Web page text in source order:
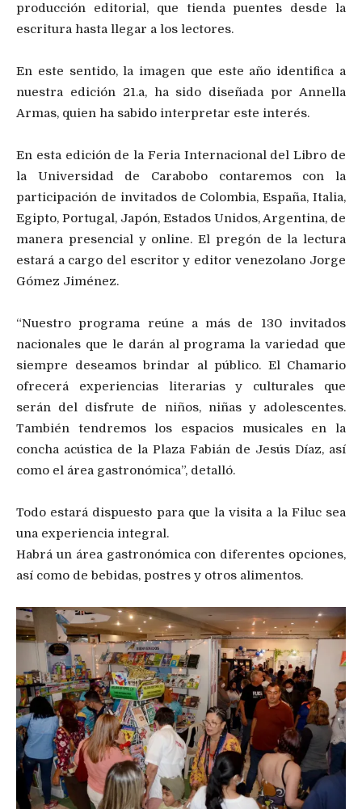
producción editorial, que tienda puentes desde la
escritura hasta llegar a los lectores.
En este sentido, la imagen que este año identifica a
nuestra edición 21.a, ha sido diseñada por Annella
Armas, quien ha sabido interpretar este interés.
En esta edición de la Feria Internacional del Libro de
la Universidad de Carabobo contaremos con la
participación de invitados de Colombia, España, Italia,
Egipto, Portugal, Japón, Estados Unidos, Argentina, de
manera presencial y online. El pregón de la lectura
estará a cargo del escritor y editor venezolano Jorge
Gómez Jiménez.
“Nuestro programa reúne a más de 130 invitados
nacionales que le darán al programa la variedad que
siempre deseamos brindar al público. El Chamario
ofrecerá experiencias literarias y culturales que
serán del disfrute de niños, niñas y adolescentes.
También tendremos los espacios musicales en la
concha acústica de la Plaza Fabián de Jesús Díaz, así
como el área gastronómica”, detalló.
Todo estará dispuesto para que la visita a la Filuc sea
una experiencia integral.
Habrá un área gastronómica con diferentes opciones,
así como de bebidas, postres y otros alimentos.